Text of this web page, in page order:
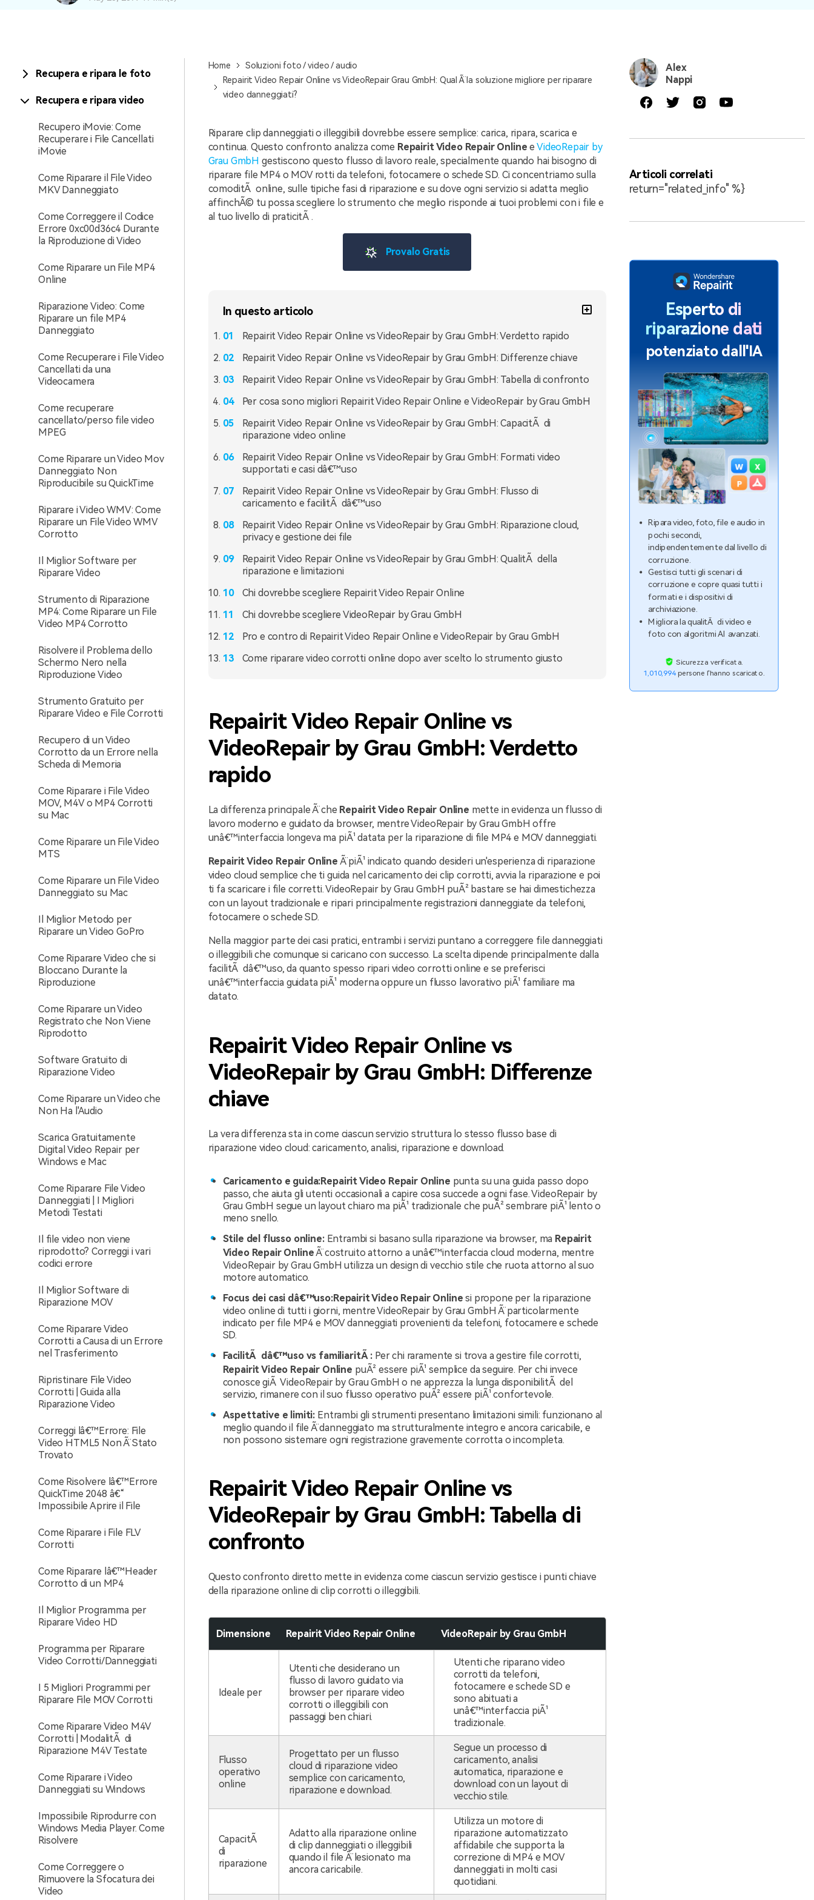
Recupera e ripara le foto
Recupera e ripara video
Recupero iMovie: Come
Recuperare i File Cancellati
iMovie
Come Riparare il File Video
MKV Danneggiato
Come Correggere il Codice
Errore 0xc00d36c4 Durante
la Riproduzione di Video
Come Riparare un File MP4
Online
Riparazione Video: Come
Riparare un file MP4
Danneggiato
Come Recuperare i File Video
Cancellati da una
Videocamera
Come recuperare
cancellato/perso file video
MPEG
Come Riparare un Video Mov
Danneggiato Non
Riproducibile su QuickTime
Riparare i Video WMV: Come
Riparare un File Video WMV
Corrotto
Il Miglior Software per
Riparare Video
Strumento di Riparazione
MP4: Come Riparare un File
Video MP4 Corrotto
Risolvere il Problema dello
Schermo Nero nella
Riproduzione Video
Strumento Gratuito per
Riparare Video e File Corrotti
Recupero di un Video
Corrotto da un Errore nella
Scheda di Memoria
Come Riparare i File Video
MOV, M4V o MP4 Corrotti
su Mac
Come Riparare un File Video
MTS
Come Riparare un File Video
Danneggiato su Mac
Il Miglior Metodo per
Riparare un Video GoPro
Come Riparare Video che si
Bloccano Durante la
Riproduzione
Come Riparare un Video
Registrato che Non Viene
Riprodotto
Software Gratuito di
Riparazione Video
Come Riparare un Video che
Non Ha l'Audio
Scarica Gratuitamente
Digital Video Repair per
Windows e Mac
Come Riparare File Video
Danneggiati | I Migliori
Metodi Testati
Il file video non viene
riprodotto? Correggi i vari
codici errore
Il Miglior Software di
Riparazione MOV
Come Riparare Video
Corrotti a Causa di un Errore
nel Trasferimento
Ripristinare File Video
Corrotti | Guida alla
Riparazione Video
Correggi lâ€™Errore: File
Video HTML5 Non Ã¨ Stato
Trovato
Come Risolvere lâ€™Errore
QuickTime 2048 â€“
Impossibile Aprire il File
Come Riparare i File FLV
Corrotti
Come Riparare lâ€™Header
Corrotto di un MP4
Il Miglior Programma per
Riparare Video HD
Programma per Riparare
Video Corrotti/Danneggiati
I 5 Migliori Programmi per
Riparare File MOV Corrotti
Come Riparare Video M4V
Corrotti | ModalitÃ di
Riparazione M4V Testate
Come Riparare i Video
Danneggiati su Windows
Impossibile Riprodurre con
Windows Media Player. Come
Risolvere
Come Correggere o
Rimuovere la Sfocatura dei
Video
Home
Soluzioni foto / video / audio
Repairit Video Repair Online vs VideoRepair Grau GmbH: Qual Ã¨ la soluzione migliore per riparare
video danneggiati?
Riparare clip danneggiati o illeggibili dovrebbe essere semplice: carica, ripara, scarica e
continua. Questo confronto analizza come Repairit Video Repair Online eVideoRepair by
Grau GmbH gestiscono questo flusso di lavoro reale, specialmente quando hai bisogno di
riparare file MP4 o MOV rotti da telefoni, fotocamere o schede SD. Ci concentriamo sulla
comoditÃ online, sulle tipiche fasi di riparazione e su dove ogni servizio si adatta meglio
affinchÃ© tu possa scegliere lo strumento che meglio risponde ai tuoi problemi con i file e
al tuo livello di praticitÃ .
Provalo Gratis
In questo articolo
Repairit Video Repair Online vs VideoRepair by Grau GmbH: Verdetto rapido
Repairit Video Repair Online vs VideoRepair by Grau GmbH: Differenze chiave
Repairit Video Repair Online vs VideoRepair by Grau GmbH: Tabella di confronto
Per cosa sono migliori Repairit Video Repair Online e VideoRepair by Grau GmbH
Repairit Video Repair Online vs VideoRepair by Grau GmbH: CapacitÃ di
riparazione video online
Repairit Video Repair Online vs VideoRepair by Grau GmbH: Formati video
supportati e casi dâ€™uso
Repairit Video Repair Online vs VideoRepair by Grau GmbH: Flusso di
caricamento e facilitÃ dâ€™uso
Repairit Video Repair Online vs VideoRepair by Grau GmbH: Riparazione cloud,
privacy e gestione dei file
Repairit Video Repair Online vs VideoRepair by Grau GmbH: QualitÃ della
riparazione e limitazioni
Chi dovrebbe scegliere Repairit Video Repair Online
Chi dovrebbe scegliere VideoRepair by Grau GmbH
Pro e contro di Repairit Video Repair Online e VideoRepair by Grau GmbH
Come riparare video corrotti online dopo aver scelto lo strumento giusto
Repairit Video Repair Online vs
VideoRepair by Grau GmbH: Verdetto
rapido
La differenza principale Ã¨ che Repairit Video Repair Online mette in evidenza un flusso di
lavoro moderno e guidato da browser, mentre VideoRepair by Grau GmbH offre
unâ€™interfaccia longeva ma piÃ¹ datata per la riparazione di file MP4 e MOV danneggiati.
Repairit Video Repair Online Ã¨ piÃ¹ indicato quando desideri un'esperienza di riparazione
video cloud semplice che ti guida nel caricamento dei clip corrotti, avvia la riparazione e poi
ti fa scaricare i file corretti. VideoRepair by Grau GmbH puÃ² bastare se hai dimestichezza
con un layout tradizionale e ripari principalmente registrazioni danneggiate da telefoni,
fotocamere o schede SD.
Nella maggior parte dei casi pratici, entrambi i servizi puntano a correggere file danneggiati
o illeggibili che comunque si caricano con successo. La scelta dipende principalmente dalla
facilitÃ dâ€™uso, da quanto spesso ripari video corrotti online e se preferisci
unâ€™interfaccia guidata piÃ¹ moderna oppure un flusso lavorativo piÃ¹ familiare ma
datato.
Repairit Video Repair Online vs
VideoRepair by Grau GmbH: Differenze
chiave
La vera differenza sta in come ciascun servizio struttura lo stesso flusso base di
riparazione video cloud: caricamento, analisi, riparazione e download.
Caricamento e guida:Repairit Video Repair Online punta su una guida passo dopo
passo, che aiuta gli utenti occasionali a capire cosa succede a ogni fase. VideoRepair by
Grau GmbH segue un layout chiaro ma piÃ¹ tradizionale che puÃ² sembrare piÃ¹ lento o
meno snello.
Stile del flusso online:Entrambi si basano sulla riparazione via browser, ma Repairit
Video Repair OnlineÃ¨ costruito attorno a unâ€™interfaccia cloud moderna, mentre
VideoRepair by Grau GmbH utilizza un design di vecchio stile che ruota attorno al suo
motore automatico.
Focus dei casi dâ€™uso:Repairit Video Repair Online si propone per la riparazione
video online di tutti i giorni, mentre VideoRepair by Grau GmbH Ã¨ particolarmente
indicato per file MP4 e MOV danneggiati provenienti da telefoni, fotocamere e schede
SD.
FacilitÃ dâ€™uso vs familiaritÃ : Per chi raramente si trova a gestire file corrotti,
Repairit Video Repair Online puÃ² essere piÃ¹ semplice da seguire. Per chi invece
conosce giÃ VideoRepair by Grau GmbH o ne apprezza la lunga disponibilitÃ del
servizio, rimanere con il suo flusso operativo puÃ² essere piÃ¹ confortevole.
Aspettative e limiti: Entrambi gli strumenti presentano limitazioni simili: funzionano al
meglio quando il file Ã¨ danneggiato ma strutturalmente integro e ancora caricabile, e
non possono sistemare ogni registrazione gravemente corrotta o incompleta.
Repairit Video Repair Online vs
VideoRepair by Grau GmbH: Tabella di
confronto
Questo confronto diretto mette in evidenza come ciascun servizio gestisce i punti chiave
della riparazione online di clip corrotti o illeggibili.
Dimensione Repairit Video Repair Online VideoRepair by Grau GmbH
Ideale per
Utenti che desiderano un
flusso di lavoro guidato via
browser per riparare video
corrotti o illeggibili con
passaggi ben chiari.
Utenti che riparano video
corrotti da telefoni,
fotocamere e schede SD e
sono abituati a
unâ€™interfaccia piÃ¹
tradizionale.
Flusso
operativo
online
Progettato per un flusso
cloud di riparazione video
semplice con caricamento,
riparazione e download.
Segue un processo di
caricamento, analisi
automatica, riparazione e
download con un layout di
vecchio stile.
CapacitÃ
di
riparazione
Adatto alla riparazione online
di clip danneggiati o illeggibili
quando il file Ã¨ lesionato ma
ancora caricabile.
Utilizza un motore di
riparazione automatizzato
affidabile che supporta la
correzione di MP4 e MOV
danneggiati in molti casi
quotidiani.
Alex
Nappi
Articoli correlati
return="related_info" %}
Esperto di
riparazione dati
potenziato dall'IA
Ripara video, foto, file e audio in
pochi secondi,
indipendentemente dal livello di
corruzione.
Gestisci tutti gli scenari di
corruzione e copre quasi tutti i
formati e i dispositivi di
archiviazione.
Migliora la qualitÃ di video e
foto con algoritmi AI avanzati.
Sicurezza verificata.
1,010,994persone l'hanno scaricato.